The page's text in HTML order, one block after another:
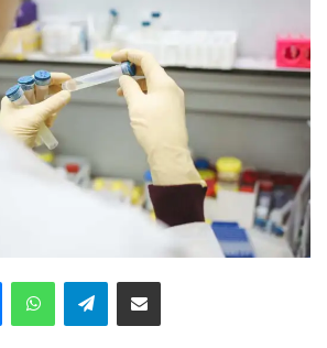
MessengerWhatsAppTelegramCompartir via Email